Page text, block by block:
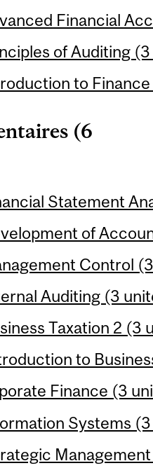
Financial
of Auditing
to
(6
Statement
of
Control
Auditing (3
Taxation 2 (3
to
Finance (3
Systems